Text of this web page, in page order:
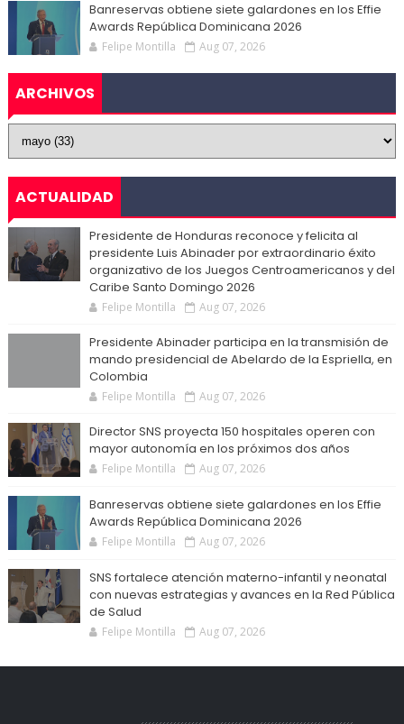
Banreservas obtiene siete galardones en los Effie
Awards República Dominicana 2026
Felipe Montilla Aug 07, 2026
ARCHIVOS
ACTUALIDAD
Presidente de Honduras reconoce y felicita al
presidente Luis Abinader por extraordinario éxito
organizativo de los Juegos Centroamericanos y del
Caribe Santo Domingo 2026
Felipe Montilla Aug 07, 2026
Presidente Abinader participa en la transmisión de
mando presidencial de Abelardo de la Espriella, en
Colombia
Felipe Montilla Aug 07, 2026
Director SNS proyecta 150 hospitales operen con
mayor autonomía en los próximos dos años
Felipe Montilla Aug 07, 2026
Banreservas obtiene siete galardones en los Effie
Awards República Dominicana 2026
Felipe Montilla Aug 07, 2026
SNS fortalece atención materno-infantil y neonatal
con nuevas estrategias y avances en la Red Pública
de Salud
Felipe Montilla Aug 07, 2026